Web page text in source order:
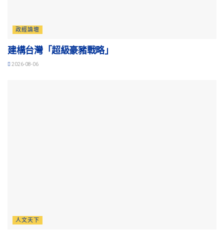
政經論壇
建構台灣「超級豪豬戰略」
2026-08-06
人文天下